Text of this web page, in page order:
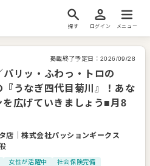
探す ログイン メニュー
掲載終了予定日： 2026/09/28
パリッ・ふわっ・トロの
『うなぎ四代目菊川』！あな
広げていきましょう■月8
店 ｜株式会社パッションギークス
女性が活躍中
社会保険完備